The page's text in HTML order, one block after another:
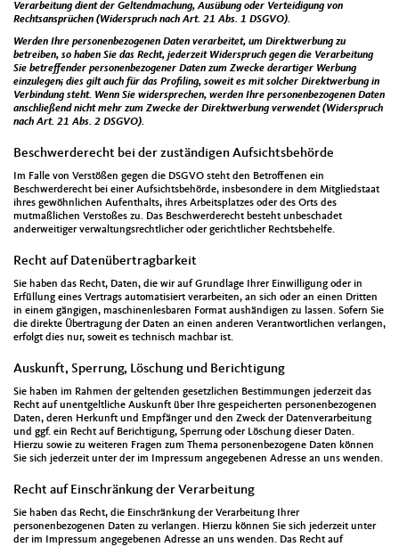
Verarbeitung dient der Geltendmachung, Ausübung oder Verteidigung von
Rechtsansprüchen (Widerspruch nach Art. 21 Abs. 1 DSGVO).
Werden Ihre personenbezogenen Daten verarbeitet, um Direktwerbung zu
betreiben, so haben Sie das Recht, jederzeit Widerspruch gegen die Verarbeitung
Sie betreffender personenbezogener Daten zum Zwecke derartiger Werbung
einzulegen; dies gilt auch für das Profiling, soweit es mit solcher Direktwerbung in
Verbindung steht. Wenn Sie widersprechen, werden Ihre personenbezogenen Daten
anschließend nicht mehr zum Zwecke der Direktwerbung verwendet (Widerspruch
nach Art. 21 Abs. 2 DSGVO).
Beschwerderecht bei der zuständigen Aufsichtsbehörde
Im Falle von Verstößen gegen die DSGVO steht den Betroffenen ein
Beschwerderecht bei einer Aufsichtsbehörde, insbesondere in dem Mitgliedstaat
ihres gewöhnlichen Aufenthalts, ihres Arbeitsplatzes oder des Orts des
mutmaßlichen Verstoßes zu. Das Beschwerderecht besteht unbeschadet
anderweitiger verwaltungsrechtlicher oder gerichtlicher Rechtsbehelfe.
Recht auf Datenübertragbarkeit
Sie haben das Recht, Daten, die wir auf Grundlage Ihrer Einwilligung oder in
Erfüllung eines Vertrags automatisiert verarbeiten, an sich oder an einen Dritten
in einem gängigen, maschinenlesbaren Format aushändigen zu lassen. Sofern Sie
die direkte Übertragung der Daten an einen anderen Verantwortlichen verlangen,
erfolgt dies nur, soweit es technisch machbar ist.
Auskunft, Sperrung, Löschung und Berichtigung
Sie haben im Rahmen der geltenden gesetzlichen Bestimmungen jederzeit das
Recht auf unentgeltliche Auskunft über Ihre gespeicherten personenbezogenen
Daten, deren Herkunft und Empfänger und den Zweck der Datenverarbeitung
und ggf. ein Recht auf Berichtigung, Sperrung oder Löschung dieser Daten.
Hierzu sowie zu weiteren Fragen zum Thema personenbezogene Daten können
Sie sich jederzeit unter der im Impressum angegebenen Adresse an uns wenden.
Recht auf Einschränkung der Verarbeitung
Sie haben das Recht, die Einschränkung der Verarbeitung Ihrer
personenbezogenen Daten zu verlangen. Hierzu können Sie sich jederzeit unter
der im Impressum angegebenen Adresse an uns wenden. Das Recht auf